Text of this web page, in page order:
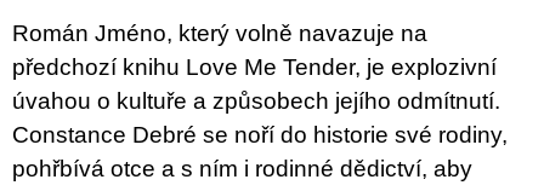
Román Jméno, který volně navazuje na
předchozí knihu Love Me Tender, je explozivní
úvahou o kultuře a způsobech jejího odmítnutí.
Constance Debré se noří do historie své rodiny,
pohřbívá otce a s ním i rodinné dědictví, aby
u
j
e
e
PŘIŠEL